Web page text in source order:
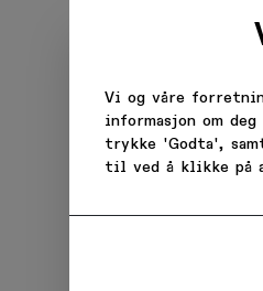
Vi og våre
informasjon om
trykke 'Godta',
til ved å klikke på
Email